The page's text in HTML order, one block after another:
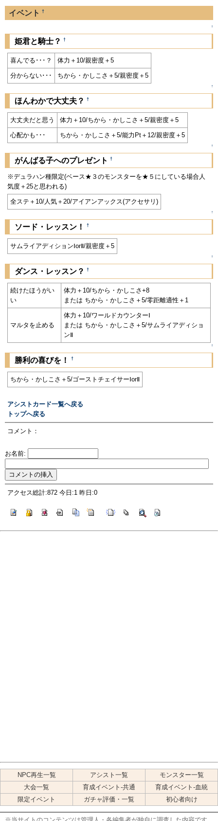
イベント †
↑
姫君と騎士？ †
喜んでる･･･？ 体力＋10/親密度＋5
分からない･･･ ちから・かしこさ＋5/親密度＋5
↑
ほんわかで大丈夫？ †
大丈夫だと思う 体力＋10/ちから・かしこさ＋5/親密度＋5
心配かも･･･ ちから・かしこさ＋5/能力Pt＋12/親密度＋5
↑
がんばる子へのプレゼント †
※デュラハン種限定(ベース★３のモンスターを★５にしている場合人
気度＋25と思われる)
全ステ＋10/人気＋20/アイアンアックス(アクセサリ)
↑
ソード・レッスン！ †
サムライアディションⅠorⅡ/親密度＋5
↑
ダンス・レッスン？ †
続けたほうがい
い
体力＋10/ちから・かしこさ+8
または ちから・かしこさ＋5/零距離適性＋1
マルタを止める
体力＋10/ワールドカウンターⅠ
または ちから・かしこさ＋5/サムライアディショ
ンⅡ
↑
勝利の喜びを！ †
ちから・かしこさ＋5/ゴーストチェイサーⅠorⅡ
アシストカード一覧へ戻る
トップへ戻る
コメント：
お名前:
アクセス総計:872 今日:1 昨日:0
NPC再生一覧 アシスト一覧
モンスター一覧
大会一覧
育成イベント-共通
育成イベント-血統
限定イベント
ガチャ評価・一覧 初心者向け